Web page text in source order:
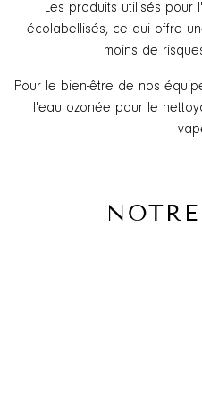
Les produits utilisés pour
écolabellisés, ce qui offre
moins de
Pour le bien-être de nos
l'eau ozonée pour le